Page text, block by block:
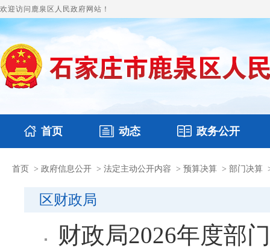
欢迎访问鹿泉区人民政府网站！
首页 动态
国务要闻 鹿泉要闻 图片新闻
政务公开
本区文件 财政预决算
首页 > 政府信息公开 > 法定主动公开内容 > 预算决算 > 部门决算
区财政局
财政局2026年度部